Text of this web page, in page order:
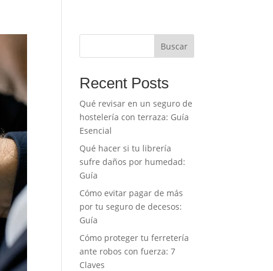
Buscar
Recent Posts
Qué revisar en un seguro de
hostelería con terraza: Guía
Esencial
Qué hacer si tu librería
sufre daños por humedad:
Guía
Cómo evitar pagar de más
por tu seguro de decesos:
Guía
Cómo proteger tu ferretería
ante robos con fuerza: 7
Claves